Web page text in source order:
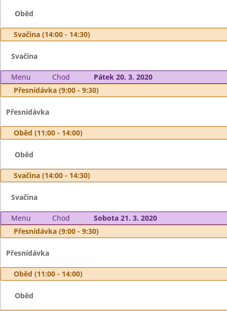
Oběd
Svačina (14:00 - 14:30)
Svačina
Menu Chod
Pátek 20. 3. 2020
Přesnídávka (9:00 - 9:30)
Přesnídávka
Oběd (11:00 - 14:00)
Oběd
Svačina (14:00 - 14:30)
Svačina
Menu Chod
Sobota 21. 3. 2020
Přesnídávka (9:00 - 9:30)
Přesnídávka
Oběd (11:00 - 14:00)
Oběd